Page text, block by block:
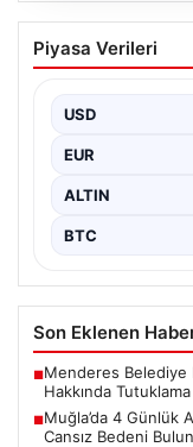
Muğla’da 4
Mehmet Ali
Muğla’nın
Piyasa Verileri
USD
EUR
ALTIN
BTC
Son Eklenen
■Menderes Belediye
Hakkında
■Muğla’da 4 Günlük
Cansız Bedeni